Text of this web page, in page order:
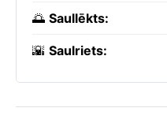
🌅 Saullēkts:
🌇 Saulriets: